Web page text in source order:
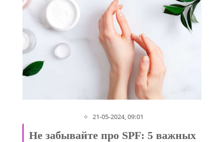
21-05-2024, 09:01
Не забывайте про SPF: 5 важных